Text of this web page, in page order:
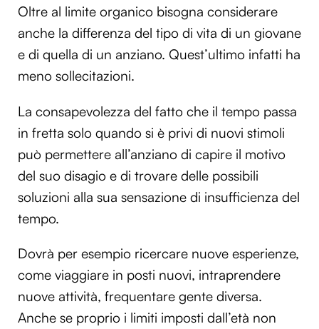
Oltre al limite organico bisogna considerare
anche la differenza del tipo di vita di un giovane
e di quella di un anziano. Quest’ultimo infatti ha
meno sollecitazioni.
La consapevolezza del fatto che il tempo passa
in fretta solo quando si è privi di nuovi stimoli
può permettere all’anziano di capire il motivo
del suo disagio e di trovare delle possibili
soluzioni alla sua sensazione di insufficienza del
tempo.
Dovrà per esempio ricercare nuove esperienze,
come viaggiare in posti nuovi, intraprendere
nuove attività, frequentare gente diversa.
Anche se proprio i limiti imposti dall’età non